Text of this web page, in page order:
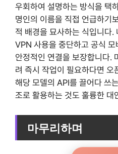
우회하여 설명하는 방식을 택
명인의 이름을 직접 언급하기
적 배경을 묘사하는 식입니다.
VPN 사용을 중단하고 공식 모
안정적인 연결을 보장합니다.
려 즉시 작업이 필요하다면 오
해당 모델의 API를 끌어다 쓰
조로 활용하는 것도 훌륭한 대
마무리하며